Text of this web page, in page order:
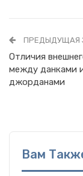
ПРЕДЫДУЩАЯ
Отличия
между данками
джорданами
Вам